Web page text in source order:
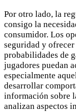
Por otro lado, la
consigo la
consumidor. Los
seguridad y
probabilidades de
jugadores puedan
especialmente
desarrollar
información sobre
analizan aspectos